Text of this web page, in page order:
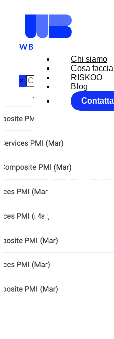
Chi siamo
Cosa
RISKOO
Blog
×
Home